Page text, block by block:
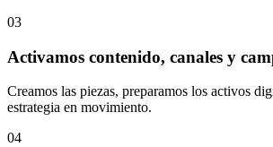
03
Activamos contenido, canales y
Creamos las piezas, preparamos los activos
estrategia en movimiento.
04